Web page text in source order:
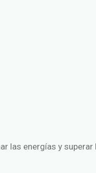
las energías y